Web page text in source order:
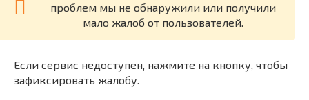
проблем мы не обнаружили или получили
мало жалоб от пользователей.
Если сервис недоступен, нажмите на кнопку, чтобы
зафиксировать жалобу.